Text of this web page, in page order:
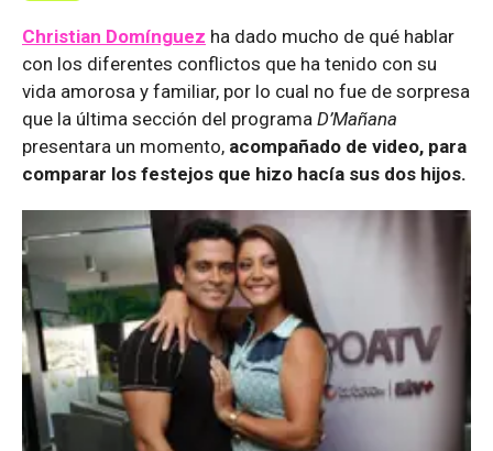
Christian Domínguez ha dado mucho de qué hablar
con los diferentes conflictos que ha tenido con su
vida amorosa y familiar, por lo cual no fue de sorpresa
que la última sección del programa D’Mañana
presentara un momento, acompañado de video, para
comparar los festejos que hizo hacía sus dos hijos.